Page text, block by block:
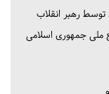
رهبر انقلاب
ملی جمهوری اسلامی